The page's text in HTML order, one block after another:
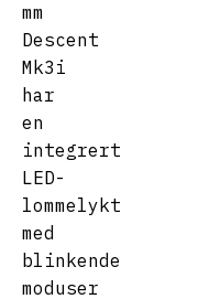
mm
Descent
Mk3i
har
en
integrert
LED-
lommelykt
med
blinkende
moduser